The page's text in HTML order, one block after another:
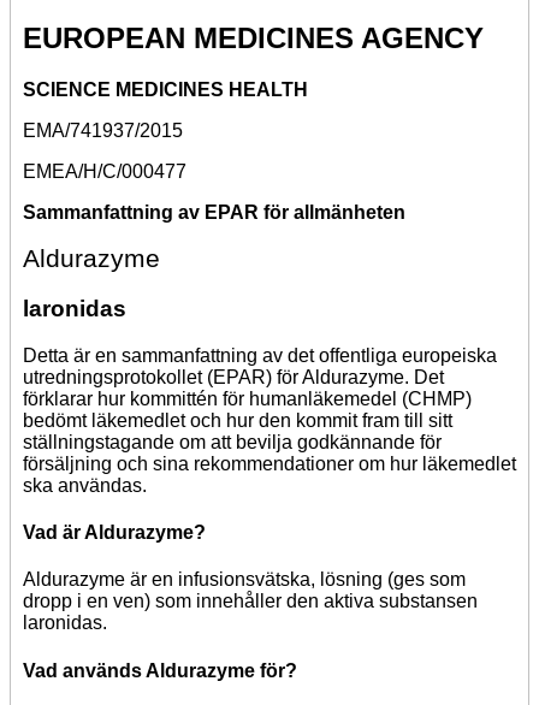
EUROPEAN MEDICINES AGENCY
SCIENCE MEDICINES HEALTH
EMA/741937/2015
EMEA/H/C/000477
Sammanfattning av EPAR för allmänheten
Aldurazyme
laronidas
Detta är en sammanfattning av det offentliga europeiska
utredningsprotokollet (EPAR) för Aldurazyme. Det
förklarar hur kommittén för humanläkemedel (CHMP)
bedömt läkemedlet och hur den kommit fram till sitt
ställningstagande om att bevilja godkännande för
försäljning och sina rekommendationer om hur läkemedlet
ska användas.
Vad är Aldurazyme?
Aldurazyme är en infusionsvätska, lösning (ges som
dropp i en ven) som innehåller den aktiva substansen
laronidas.
Vad används Aldurazyme för?